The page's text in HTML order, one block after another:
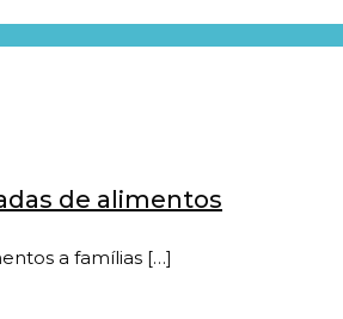
de alimentos
a famílias […]